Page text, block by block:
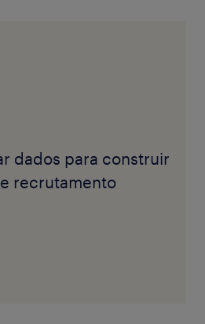
dados para construir
recrutamento